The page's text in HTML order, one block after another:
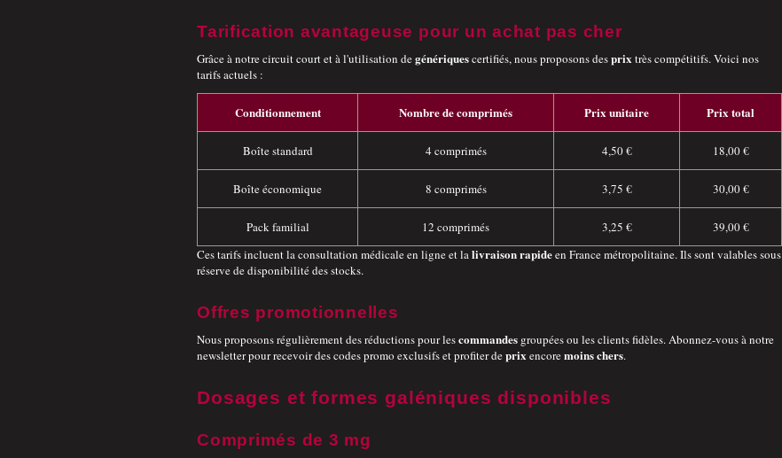
Tarification avantageuse pour un achat pas cher
Grâce à notre circuit court et à l'utilisation degénériquescertifiés, nous proposons desprixtrès compétitifs. Voici nos
tarifs actuels :
Conditionnement Nombre de comprimés Prix unitaire Prix total
Boîte standard 4 comprimés 4,50 € 18,00 €
Boîte économique 8 comprimés 3,75 € 30,00 €
Pack familial 12 comprimés 3,25 €
39,00 €
Ces tarifs incluent la consultation médicale en ligne et lalivraison rapideen France métropolitaine. Ils sont valables sous
réserve de disponibilité des stocks.
Offres promotionnelles
Nous proposons régulièrement des réductions pour lescommandes groupées ou les clients fidèles. Abonnez-vous à notre
newsletter pour recevoir des codes promo exclusifs et profiter deprixencoremoins chers.
Dosages et formes galéniques disponibles
Comprimés de 3 mg